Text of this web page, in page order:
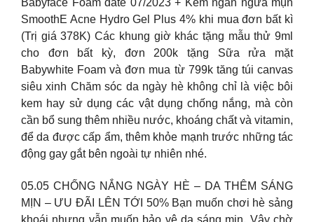
SmoothE Acne Hydro Gel Plus 4% khi mua đơn bất kì
(Trị giá 378K) Các khung giờ khác tặng mẫu thử 9ml
cho đơn bất kỳ, đơn 200k tặng Sữa rửa mặt
Babywhite Foam và đơn mua từ 799k tăng túi canvas
siêu xinh Chăm sóc da ngày hè không chỉ là việc bôi
kem hay sử dụng các vật dụng chống nắng, mà còn
cần bổ sung thêm nhiều nước, khoáng chất và vitamin,
để da được cấp ẩm, thêm khỏe mạnh trước những tác
động gay gắt bên ngoài tự nhiên nhé.
05.05 CHỐNG NẮNG NGÀY HÈ – DA THÊM SÁNG
MỊN – ƯU ĐÃI LÊN TỚI 50% Bạn muốn chơi hè sảng